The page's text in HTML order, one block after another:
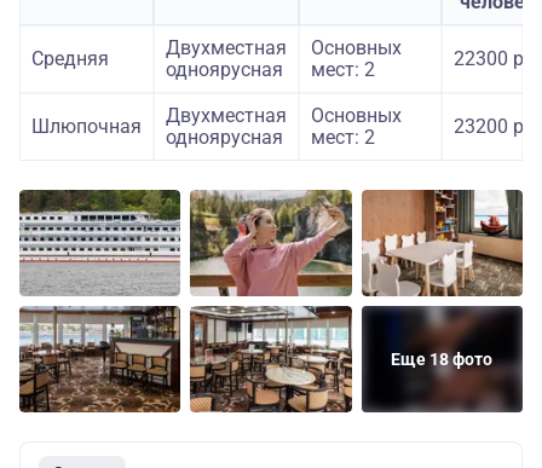
Средняя
Двухместная
одноярусная
Основных
мест: 2
22300
Шлюпочная
Двухместная
одноярусная
Основных
мест: 2
23200
Еще 18 фото